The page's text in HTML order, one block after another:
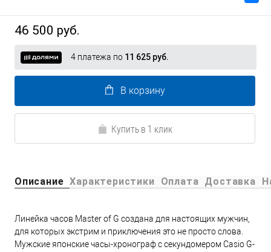
46 500 руб.
4 платежа по 11 625 руб.
В корзину
Купить в 1 клик
Описание Характеристики Оплата Доставка
Линейка часов Master of G создана для настоящих мужчин,
для которых экстрим и приключения это не просто слова.
Мужские японские часы-хронограф с секундомером Casio G-